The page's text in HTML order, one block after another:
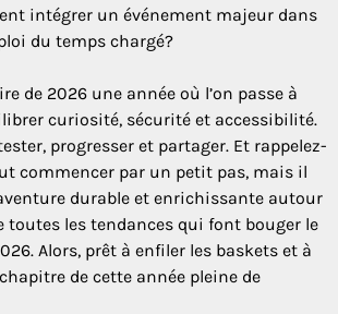
intégrer un événement majeur dans
du temps chargé?
de 2026 une année où l’on passe à
curiosité, sécurité et accessibilité.
progresser et partager. Et rappelez-
commencer par un petit pas, mais il
durable et enrichissante autour
toutes les tendances qui font bouger le
Alors, prêt à enfiler les baskets et à
de cette année pleine de